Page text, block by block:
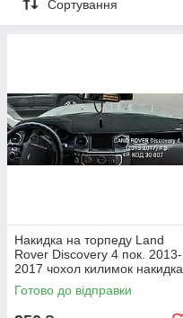
Сортування
Накидка на торпеду Land
Rover Discovery 4 пок. 2013-
2017 чохол килимок накидка
на панель приладів Ленд
Ровер
Готово до відправки